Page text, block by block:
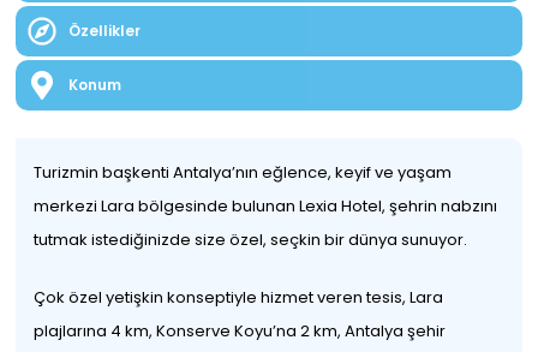
Özellikler
Konum
Turizmin başkenti Antalya’nın eğlence, keyif ve yaşam
merkezi Lara bölgesinde bulunan Lexia Hotel, şehrin nabzını
tutmak istediğinizde size özel, seçkin bir dünya sunuyor.
Çok özel yetişkin konseptiyle hizmet veren tesis, Lara
plajlarına 4 km, Konserve Koyu’na 2 km, Antalya şehir